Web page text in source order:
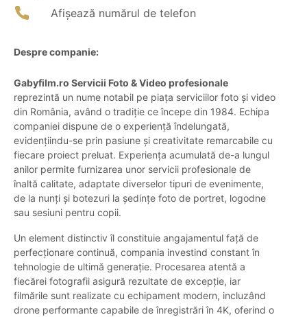
Afișează numărul de telefon
Despre companie:
Gabyfilm.ro Servicii Foto & Video profesionale
reprezintă un nume notabil pe piața serviciilor foto și video
din România, având o tradiție ce începe din 1984. Echipa
companiei dispune de o experiență îndelungată,
evidențiindu-se prin pasiune și creativitate remarcabile cu
fiecare proiect preluat. Experiența acumulată de-a lungul
anilor permite furnizarea unor servicii profesionale de
înaltă calitate, adaptate diverselor tipuri de evenimente,
de la nunți și botezuri la ședințe foto de portret, logodne
sau sesiuni pentru copii.
Un element distinctiv îl constituie angajamentul față de
perfecționare continuă, compania investind constant în
tehnologie de ultimă generație. Procesarea atentă a
fiecărei fotografii asigură rezultate de excepție, iar
filmările sunt realizate cu echipament modern, incluzând
drone performante capabile de înregistrări în 4K, oferind o